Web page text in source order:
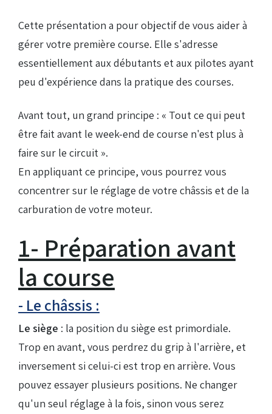
Cette présentation a pour objectif de vous aider à
gérer votre première course. Elle s'adresse
essentiellement aux débutants et aux pilotes ayant
peu d'expérience dans la pratique des courses.
Avant tout, un grand principe : « Tout ce qui peut
être fait avant le week-end de course n'est plus à
faire sur le circuit ».
En appliquant ce principe, vous pourrez vous
concentrer sur le réglage de votre châssis et de la
carburation de votre moteur.
1- Préparation avant
la course
- Le châssis :
Le siège : la position du siège est primordiale.
Trop en avant, vous perdrez du grip à l'arrière, et
inversement si celui-ci est trop en arrière. Vous
pouvez essayer plusieurs positions. Ne changer
qu'un seul réglage à la fois, sinon vous serez